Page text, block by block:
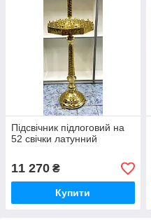
Підсвічник підлоговий на
52 свічки латунний
11 270 ₴
Купити